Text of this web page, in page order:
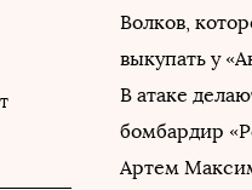
Волков,
выкупать у
В атаке
бомбардир
Артем